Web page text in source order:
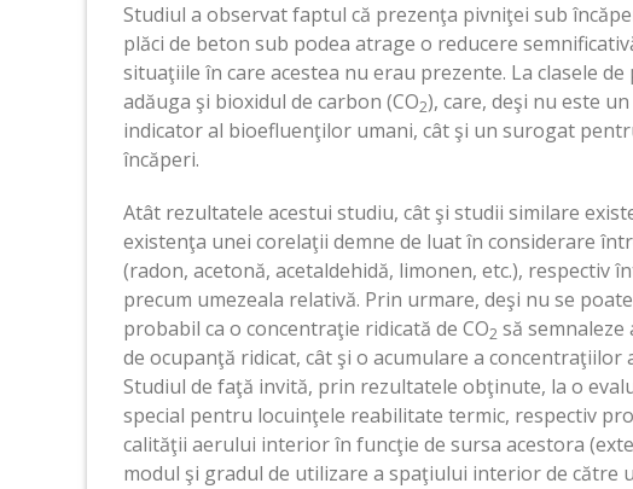
Studiul a observat faptul că prezenţa pivniţei sub
plăci de beton sub podea atrage o reducere
situaţiile în care acestea nu erau prezente. La clasele
adăuga şi bioxidul de carbon (CO2), care, deşi nu este
indicator al bioefluenţilor umani, cât şi un surogat
încăperi.
Atât rezultatele acestui studiu, cât şi studii similare
existenţa unei corelaţii demne de luat în considerare
(radon, acetonă, acetaldehidă, limonen, etc.), respectiv
precum umezeala relativă. Prin urmare, deşi nu se
probabil ca o concentraţie ridicată de CO2 să
de ocupanţă ridicat, cât şi o acumulare a
Studiul de faţă invită, prin rezultatele obţinute, la o
special pentru locuinţele reabilitate termic, respectiv
calităţii aerului interior în funcţie de sursa acestora
modul şi gradul de utilizare a spaţiului interior de către